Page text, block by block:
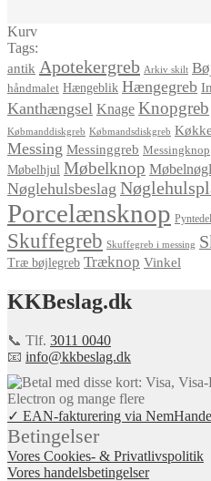
Kurv
Tags:
antik Apotekergreb Arkiv skilt
håndmalet Hængeblik Hængegreb
Kanthængsel Knage Knopgreb
Købmanddiskgreb Købmandsdiskgreb
Messing Messinggreb Messingknop
Møbelhjul Møbelknop
Nøglehulsbeslag
Porcelænsknop Pyntedel
Skuffegreb Skuffegreb i messing
Træ bøjlegreb Træknop Vinkel
KKBeslag.dk
📞 Tlf. 3011 0040
📧 info@kkbeslag.dk
✓ EAN-fakturering via
Betingelser
Vores Cookies- & Privatlivspolitik
Vores handelsbetingelser